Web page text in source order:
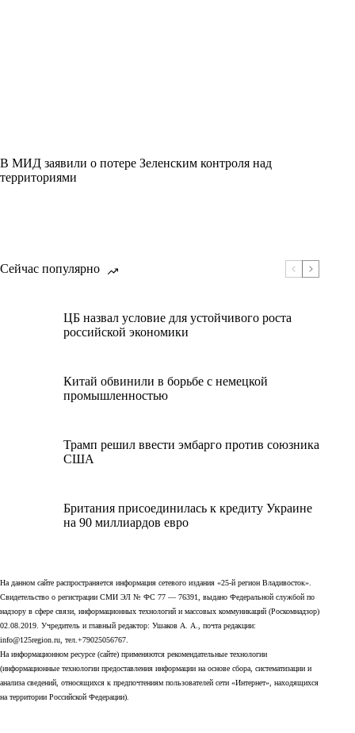
В МИД заявили о потере Зеленским контроля над
территориями
Сейчас популярно
ЦБ назвал условие для устойчивого роста
российской экономики
Китай обвинили в борьбе с немецкой
промышленностью
Трамп решил ввести эмбарго против союзника
США
Британия присоединилась к кредиту Украине
на 90 миллиардов евро
На данном сайте распространяется информация сетевого издания «25-й регион Владивосток».
Свидетельство о регистрации СМИ ЭЛ № ФС 77 — 76391, выдано Федеральной службой по
надзору в сфере связи, информационных технологий и массовых коммуникаций (Роскомнадзор)
02.08.2019. Учредитель и главный редактор: Ушаков А. А., почта редакции:
info@125region.ru, тел.+79025056767.
На информационном ресурсе (сайте) применяются рекомендательные технологии
(информационные технологии предоставления информации на основе сбора, систематизации и
анализа сведений, относящихся к предпочтениям пользователей сети «Интернет», находящихся
на территории Российской Федерации).